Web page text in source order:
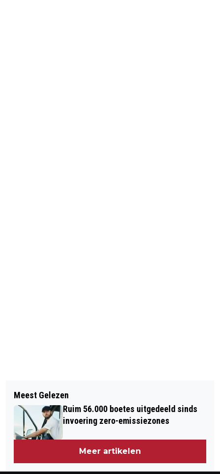
ING SCHRAPT 1700 BANEN IN
NEDERLAND; VAKBONDEN GESCHOKT
PROCES IN MAROKKO OM
LIQUIDATIES STAATSLIEDENBUURT
VERDAAGD
Meest Gelezen
Ruim 56.000 boetes uitgedeeld sinds
invoering zero-emissiezones
Meer artikelen